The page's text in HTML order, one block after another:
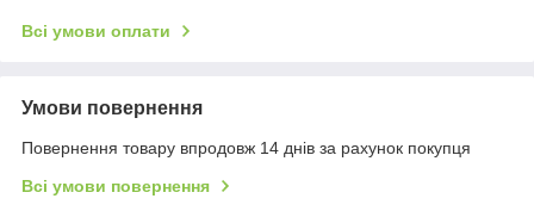
Всі умови оплати
Умови повернення
Повернення товару впродовж 14 днів за рахунок покупця
Всі умови повернення